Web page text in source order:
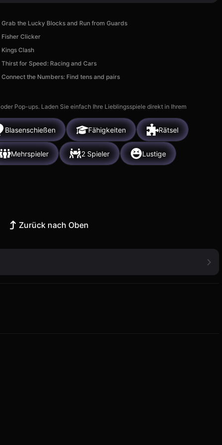
Grab the Lucky Blocks and Run from Guards
Fisher Clicker
Kings Clash
Thirst for Speed: Racing and Cars
Connect the Numbers: Find tens and pairs
Pop-ups. Laden Sie einfach Ihre Lieblingsspiele direkt in Ihrem
Blasenschießen Fähigkeiten Rätsel
Mehrspieler 2 Spieler Lustige
Zurück nach Oben